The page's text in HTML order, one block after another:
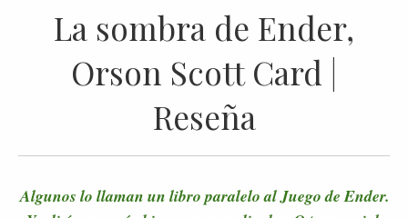
La sombra de Ender,
Orson Scott Card |
Reseña
Algunos lo llaman un libro paralelo al Juego de Ender.